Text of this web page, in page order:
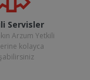
Servisler
Arzum Yetkili
kolayca